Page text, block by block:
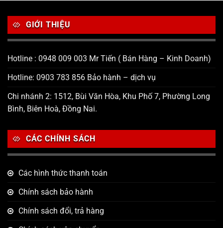
GIỚI THIỆU
Hotline : 0948 009 003 Mr Tiến ( Bán Hàng – Kinh Doanh)
Hotline: 0903 783 856 Bảo hành – dịch vụ
Chi nhánh 2: 1512, Bùi Văn Hòa, Khu Phố 7, Phường Long
Bình, Biên Hoà, Đồng Nai.
CÁC CHÍNH SÁCH
Các hình thức thanh toán
Chính sách bảo hành
Chính sách đổi, trả hàng